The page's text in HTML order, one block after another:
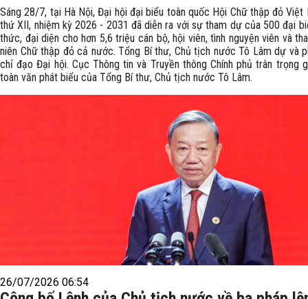
Sáng 28/7, tại Hà Nội, Đại hội đại biểu toàn quốc Hội Chữ thập đỏ Việt
thứ XII, nhiệm kỳ 2026 - 2031 đã diễn ra với sự tham dự của 500 đại
thức, đại diện cho hơn 5,6 triệu cán bộ, hội viên, tình nguyện viên và
niên Chữ thập đỏ cả nước. Tổng Bí thư, Chủ tịch nước Tô Lâm dự và
chỉ đạo Đại hội. Cục Thông tin và Truyền thông Chính phủ trân trọng
toàn văn phát biểu của Tổng Bí thư, Chủ tịch nước Tô Lâm.
26/07/2026 06:54